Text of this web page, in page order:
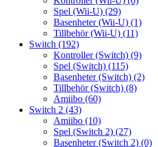
Spel (Wii-U) (29)
Basenheter (Wii-U) (1)
Tillbehör (Wii-U) (11)
Switch (192)
Kontroller (Switch) (9)
Spel (Switch) (115)
Basenheter (Switch) (2)
Tillbehör (Switch) (8)
Amiibo (60)
Switch 2 (43)
Amiibo (10)
Spel (Switch 2) (27)
Basenheter (Switch 2) (0)